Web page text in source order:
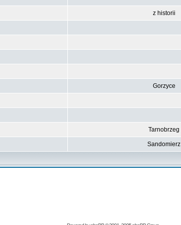
z historii
Gorzyce
Tarnobrzeg
Sandomierz